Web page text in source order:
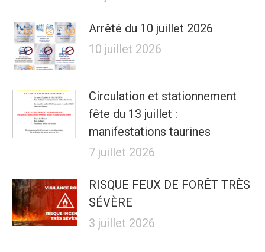
Arrêté du 10 juillet 2026
10 juillet 2026
Circulation et stationnement
fête du 13 juillet :
manifestations taurines
7 juillet 2026
RISQUE FEUX DE FORÊT TRÈS
SÉVÈRE
3 juillet 2026